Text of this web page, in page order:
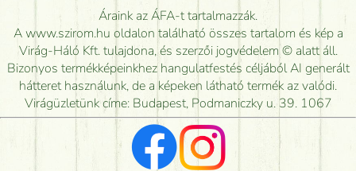
Meddig rendelhetek virágküldést úgy, hogy még ma
kiszállítsák?
Mennyire gyorsan tudják elkészíteni a csokrot, és
mikor tudják leghamarabb kiszállítani?
Vörös rózsát keresek, van önöknél?
Milyen visszajelzést kapok a virágküldésről?
Áraink az ÁFA-t tartalmazzák.
A www.szirom.hu oldalon található összes tartalom és kép a
Virág-Háló Kft. tulajdona, és szerzői jogvédelem © alatt áll.
Bizonyos termékképeinkhez hangulatfestés céljából AI generált
hátteret használunk, de a képeken látható termék az valódi.
Virágüzletünk címe: Budapest, Podmaniczky u. 39. 1067